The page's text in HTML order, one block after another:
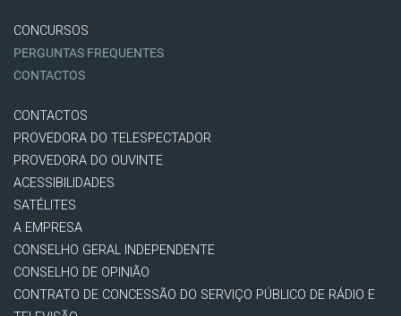
CONCURSOS
PERGUNTAS FREQUENTES
CONTACTOS
CONTACTOS
PROVEDORA DO TELESPECTADOR
PROVEDORA DO OUVINTE
ACESSIBILIDADES
SATÉLITES
A EMPRESA
CONSELHO GERAL INDEPENDENTE
CONSELHO DE OPINIÃO
CONTRATO DE CONCESSÃO DO SERVIÇO PÚBLICO DE RÁDIO E